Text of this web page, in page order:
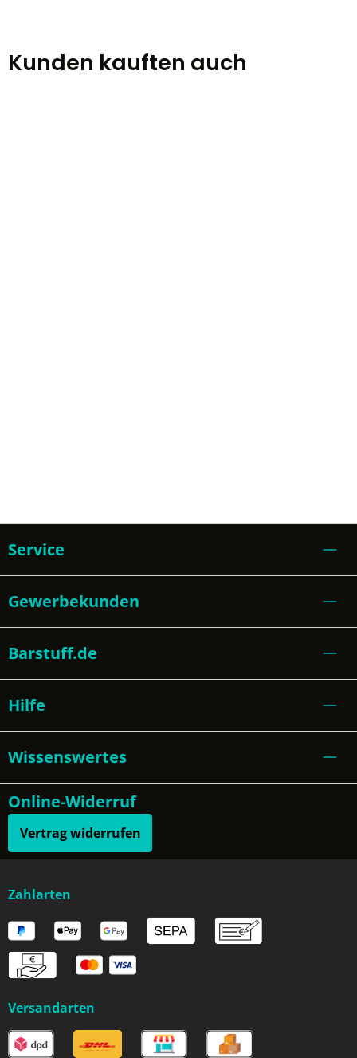
Kunden kauften auch
Service
Gewerbekunden
Barstuff.de
Hilfe
Wissenswertes
Online-Widerruf
Vertrag widerrufen
Zahlarten
Versandarten